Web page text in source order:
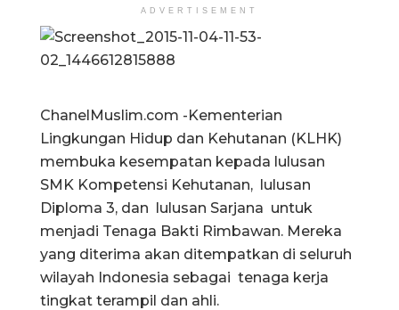
ADVERTISEMENT
ChanelMuslim.com -Kementerian
Lingkungan Hidup dan Kehutanan (KLHK)
membuka kesempatan kepada lulusan
SMK Kompetensi Kehutanan, lulusan
Diploma 3, dan lulusan Sarjana untuk
menjadi Tenaga Bakti Rimbawan. Mereka
yang diterima akan ditempatkan di seluruh
wilayah Indonesia sebagai tenaga kerja
tingkat terampil dan ahli.